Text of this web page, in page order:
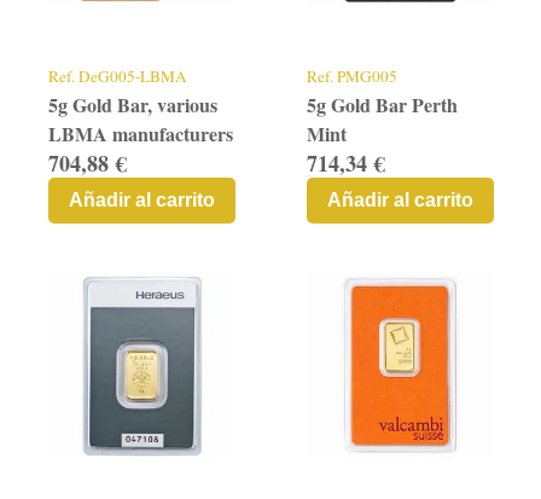
Ref.DeG005-LBMA
5g Gold Bar, various
LBMA manufacturers
704,88 €
Añadir al carrito
Ref.PMG005
5g Gold Bar Perth
Mint
714,34 €
Añadir al carrito